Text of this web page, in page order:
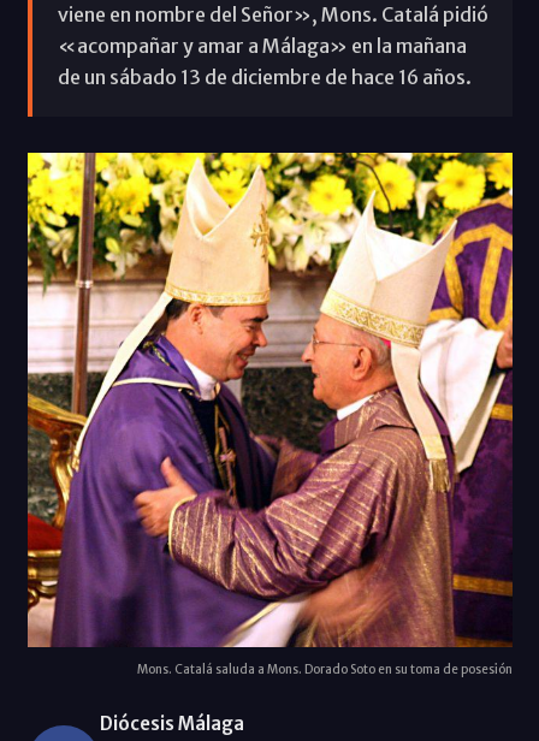
viene en nombre del Señor», Mons. Catalá pidió
«acompañar y amar a Málaga» en la mañana
de un sábado 13 de diciembre de hace 16 años.
Mons. Catalá saluda a Mons. Dorado Soto en su toma de posesión
Diócesis Málaga